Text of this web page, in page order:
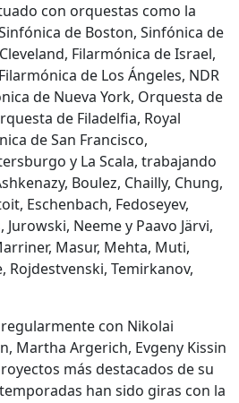
con orquestas como la
de Boston, Sinfónica de
Filarmónica de Israel,
de Los Ángeles, NDR
de Nueva York, Orquesta de
de Filadelfia, Royal
de San Francisco,
y La Scala, trabajando
Boulez, Chailly, Chung,
Eschenbach, Fedoseyev,
Jurowski, Neeme y Paavo Järvi,
Masur, Mehta, Muti,
Rojdestvenski, Temirkanov,
con Nikolai
Martha Argerich, Evgeny Kissin
más destacados de su
han sido giras con la